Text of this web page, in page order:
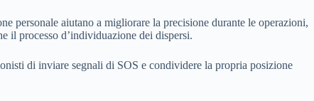
personale aiutano a migliorare la precisione durante le operazioni,
il processo d’individuazione dei dispersi.
di inviare segnali di SOS e condividere la propria posizione